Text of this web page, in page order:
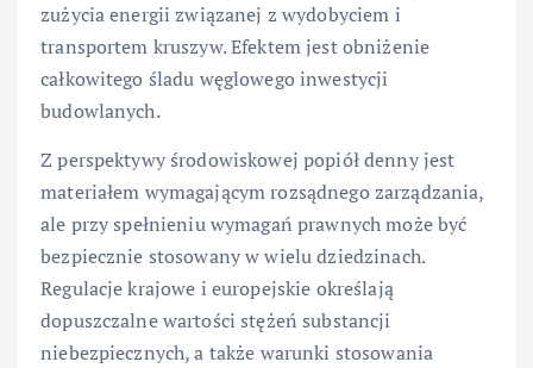
zużycia energii związanej z wydobyciem i
transportem kruszyw. Efektem jest obniżenie
całkowitego śladu węglowego inwestycji
budowlanych.
Z perspektywy środowiskowej popiół denny jest
materiałem wymagającym rozsądnego zarządzania,
ale przy spełnieniu wymagań prawnych może być
bezpiecznie stosowany w wielu dziedzinach.
Regulacje krajowe i europejskie określają
dopuszczalne wartości stężeń substancji
niebezpiecznych, a także warunki stosowania